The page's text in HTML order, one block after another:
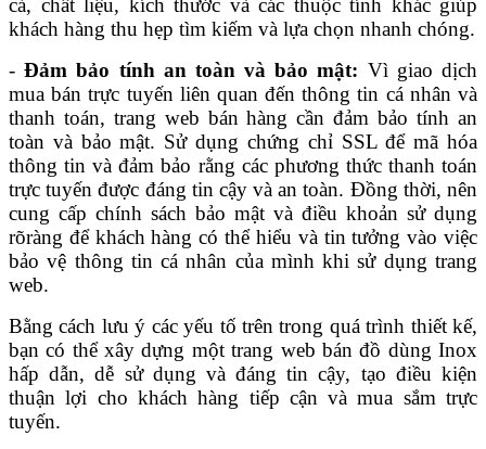
khách hàng thu hẹp tìm kiếm và lựa chọn nhanh chóng.
-Đảm bảo tính an toàn và bảo mật: Vì giao dịch
mua bán trực tuyến liên quan đến thông tin cá nhân và
thanh toán, trang web bán hàng cần đảm bảo tính an
toàn và bảo mật. Sử dụng chứng chỉ SSL để mã hóa
thông tin và đảm bảo rằng các phương thức thanh toán
trực tuyến được đáng tin cậy và an toàn. Đồng thời, nên
cung cấp chính sách bảo mật và điều khoản sử dụng
rõràng để khách hàng có thể hiểu và tin tưởng vào việc
bảo vệ thông tin cá nhân của mình khi sử dụng trang
web.
Bằng cách lưu ý các yếu tố trên trong quá trình thiết kế,
bạn có thể xây dựng một trang web bán đồ dùng Inox
hấp dẫn, dễ sử dụng và đáng tin cậy, tạo điều kiện
thuận lợi cho khách hàng tiếp cận và mua sắm trực
tuyến.